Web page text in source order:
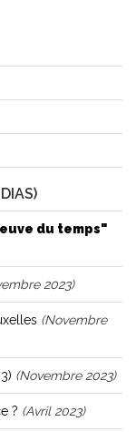
du temps"
2023)
(novembre
(novembre 2023)
? (avril 2023)